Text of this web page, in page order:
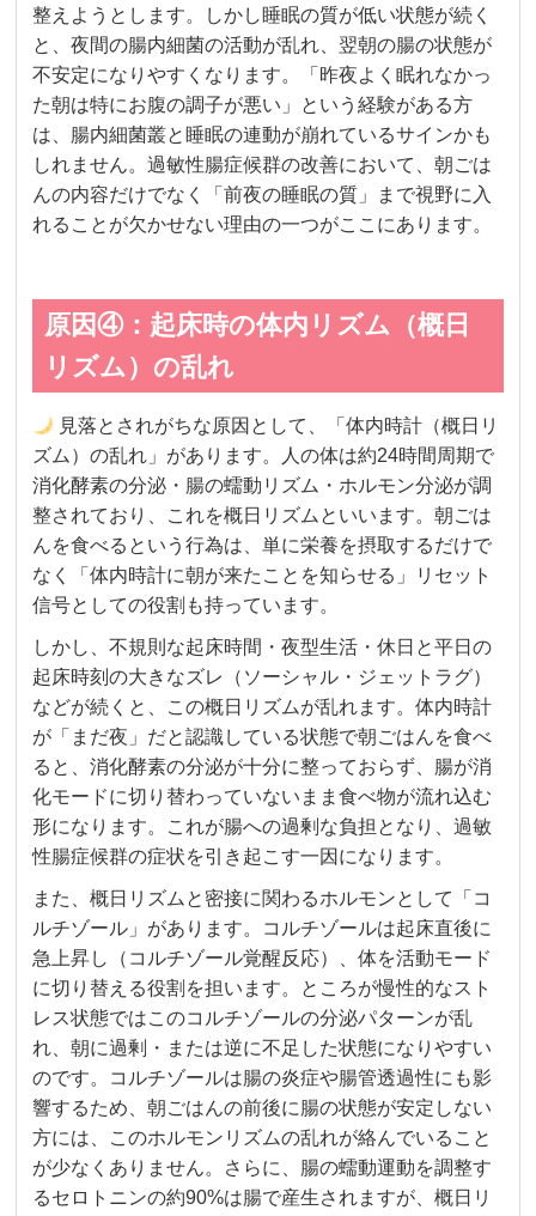
整えようとします。しかし睡眠の質が低い状態が続く
と、夜間の腸内細菌の活動が乱れ、翌朝の腸の状態が
不安定になりやすくなります。「昨夜よく眠れなかっ
た朝は特にお腹の調子が悪い」という経験がある方
は、腸内細菌叢と睡眠の連動が崩れているサインかも
しれません。過敏性腸症候群の改善において、朝ごは
んの内容だけでなく「前夜の睡眠の質」まで視野に入
れることが欠かせない理由の一つがここにあります。
原因④：起床時の体内リズム（概日
リズム）の乱れ
見落とされがちな原因として、「体内時計（概日リ
ズム）の乱れ」があります。人の体は約24時間周期で
消化酵素の分泌・腸の蠕動リズム・ホルモン分泌が調
整されており、これを概日リズムといいます。朝ごは
んを食べるという行為は、単に栄養を摂取するだけで
なく「体内時計に朝が来たことを知らせる」リセット
信号としての役割も持っています。
しかし、不規則な起床時間・夜型生活・休日と平日の
起床時刻の大きなズレ（ソーシャル・ジェットラグ）
などが続くと、この概日リズムが乱れます。体内時計
が「まだ夜」だと認識している状態で朝ごはんを食べ
ると、消化酵素の分泌が十分に整っておらず、腸が消
化モードに切り替わっていないまま食べ物が流れ込む
形になります。これが腸への過剰な負担となり、過敏
性腸症候群の症状を引き起こす一因になります。
また、概日リズムと密接に関わるホルモンとして「コ
ルチゾール」があります。コルチゾールは起床直後に
急上昇し（コルチゾール覚醒反応）、体を活動モード
に切り替える役割を担います。ところが慢性的なスト
レス状態ではこのコルチゾールの分泌パターンが乱
れ、朝に過剰・または逆に不足した状態になりやすい
のです。コルチゾールは腸の炎症や腸管透過性にも影
響するため、朝ごはんの前後に腸の状態が安定しない
方には、このホルモンリズムの乱れが絡んでいること
が少なくありません。さらに、腸の蠕動運動を調整す
るセロトニンの約90%は腸で産生されますが、概日リ